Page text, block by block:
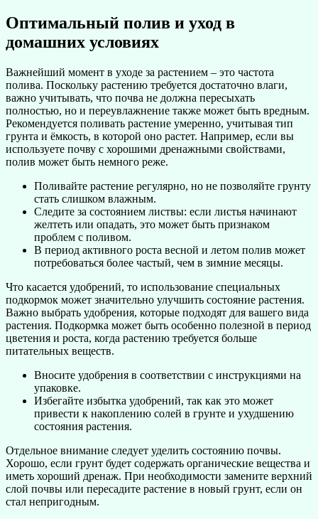
Оптимальный полив и уход в
домашних условиях
Важнейший момент в уходе за растением – это частота
полива. Поскольку растению требуется достаточно влаги,
важно учитывать, что почва не должна пересыхать
полностью, но и переувлажнение также может быть вредным.
Рекомендуется поливать растение умеренно, учитывая тип
грунта и ёмкость, в которой оно растет. Например, если вы
используете почву с хорошими дренажными свойствами,
полив может быть немного реже.
Поливайте растение регулярно, но не позволяйте грунту
стать слишком влажным.
Следите за состоянием листвы: если листья начинают
желтеть или опадать, это может быть признаком
проблем с поливом.
В период активного роста весной и летом полив может
потребоваться более частый, чем в зимние месяцы.
Что касается удобрений, то использование специальных
подкормок может значительно улучшить состояние растения.
Важно выбрать удобрения, которые подходят для вашего вида
растения. Подкормка может быть особенно полезной в период
цветения и роста, когда растению требуется больше
питательных веществ.
Вносите удобрения в соответствии с инструкциями на
упаковке.
Избегайте избытка удобрений, так как это может
привести к накоплению солей в грунте и ухудшению
состояния растения.
Отдельное внимание следует уделить состоянию почвы.
Хорошо, если грунт будет содержать органические вещества и
иметь хороший дренаж. При необходимости замените верхний
слой почвы или пересадите растение в новый грунт, если он
стал непригодным.